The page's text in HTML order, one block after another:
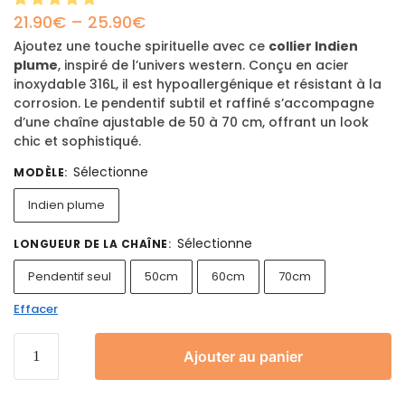
21.90€ – 25.90€
Ajoutez une touche spirituelle avec ce collier Indien
plume, inspiré de l’univers western. Conçu en acier
inoxydable 316L, il est hypoallergénique et résistant à la
corrosion. Le pendentif subtil et raffiné s’accompagne
d’une chaîne ajustable de 50 à 70 cm, offrant un look
chic et sophistiqué.
MODÈLE: Sélectionne
Indien plume
LONGUEUR DE LA CHAÎNE: Sélectionne
Pendentif seul 50cm 60cm
70cm
Effacer
Ajouter au panier